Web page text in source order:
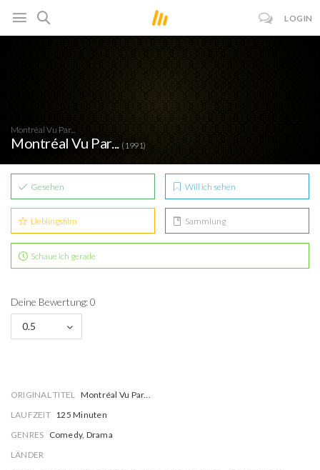
LOGIN
Montréal Vu Par...
Montréal Vu Par... (1991)
Gesehen Will ich sehen
Lieblingsfilm Sammlung
Schaue ich gerade
Deine Bewertung: 0
0.5
ORIGINAL TITEL Montréal Vu Par...
LAUFZEIT 125 Minuten
GENRES Comedy, Drama
LÄNDER